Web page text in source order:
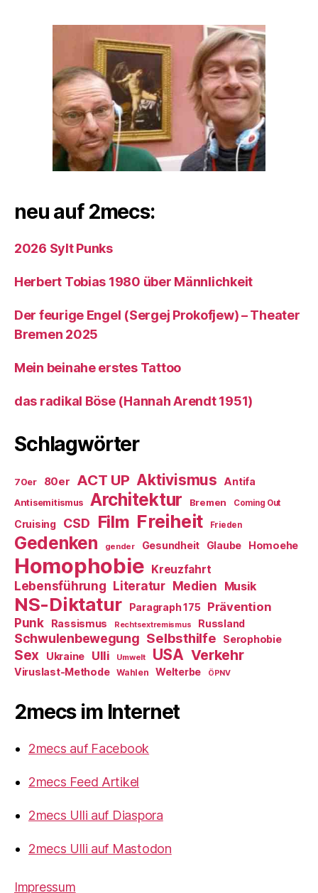
neu auf 2mecs:
2026 Sylt Punks
Herbert Tobias 1980 über Männlichkeit
Der feurige Engel (Sergej Prokofjew) – Theater
Bremen 2025
Mein beinahe erstes Tattoo
das radikal Böse (Hannah Arendt 1951)
Schlagwörter
70er 80er ACT UP Aktivismus Antifa
Antisemitismus Architektur Bremen Coming Out
Cruising CSD Film Freiheit Frieden
Gedenken gender Gesundheit Glaube Homoehe
Homophobie Kreuzfahrt
Lebensführung Literatur Medien Musik
NS-Diktatur Paragraph 175
Prävention
Punk
Rassismus Rechtsextremismus Russland
Schwulenbewegung Selbsthilfe Serophobie
Sex Ukraine Ulli Umwelt USA Verkehr
Viruslast-Methode Wahlen Welterbe ÖPNV
2mecs im Internet
2mecs auf Facebook
2mecs Feed Artikel
2mecs Ulli auf Diaspora
2mecs Ulli auf Mastodon
Impressum